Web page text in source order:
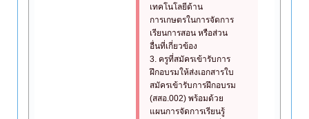
เทคโนโลยีด้าน
การเกษตรในการจัดการ
เรียนการสอน หรือส่วน
อื่นที่เกี่ยวข้อง
3. ครูที่สมัครเข้ารับการ
ฝึกอบรมให้ส่งเอกสารใบ
สมัครเข้ารับการฝึกอบรม
(สสอ.002) พร้อมด้วย
แผนการจัดการเรียนรู้